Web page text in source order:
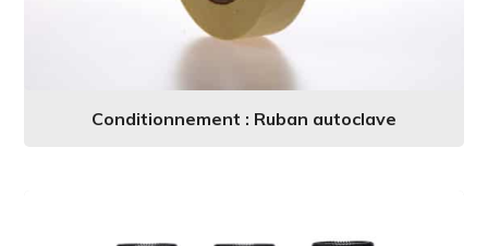
Conditionnement : Ruban autoclave